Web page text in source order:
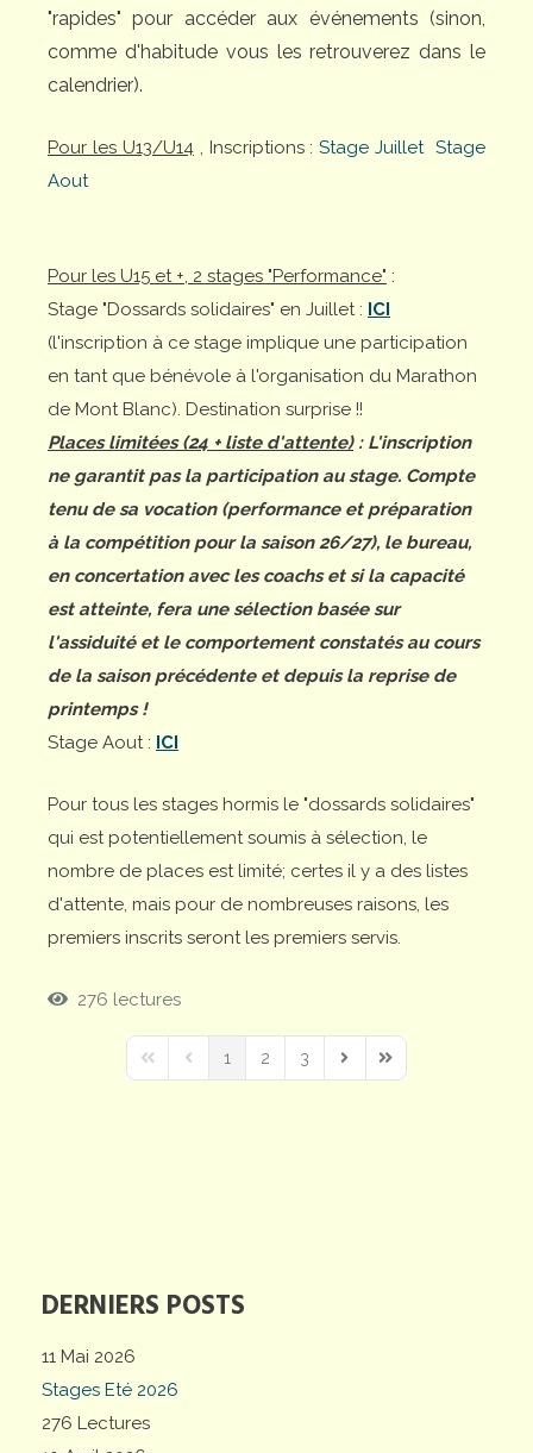
DERNIERS POSTS
11 Mai 2026
Stages Eté 2026
276 Lectures
"rapides" pour accéder aux événements (sinon,
comme d'habitude vous les retrouverez dans le
calendrier).
Pour les U13/U14, Inscriptions :Stage Juillet Stage
Aout
Pour les U15 et +, 2 stages "Performance" :
Stage "Dossards solidaires" en Juillet : ICI
(l'inscription à ce stage implique une participation
en tant que bénévole à l'organisation du Marathon
de Mont Blanc). Destination surprise !!
Places limitées (24 + liste d'attente): L'inscription
ne garantit pas la participation au stage. Compte
tenu de sa vocation (performance et préparation
à la compétition pour la saison 26/27), le bureau,
en concertation avec les coachs et si la capacité
est atteinte, fera une sélection basée sur
l'assiduité et le comportement constatés au cours
de la saison précédente et depuis la reprise de
printemps !
Stage Aout : ICI
Pour tous les stages hormis le "dossards solidaires"
qui est potentiellement soumis à sélection, le
nombre de places est limité; certes il y a des listes
d'attente, mais pour de nombreuses raisons, les
premiers inscrits seront les premiers servis.
276 lectures
First PagePrevious Page
1 2 3
Next PageLast Page